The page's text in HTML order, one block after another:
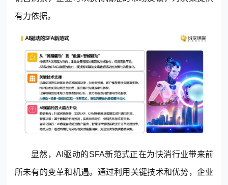
有力依据。
显然，AI驱动的SFA新范式正在为快消行业带来前
所未有的变革和机遇。通过利用关键技术和优势，企业